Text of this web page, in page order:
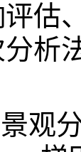
估
析
观